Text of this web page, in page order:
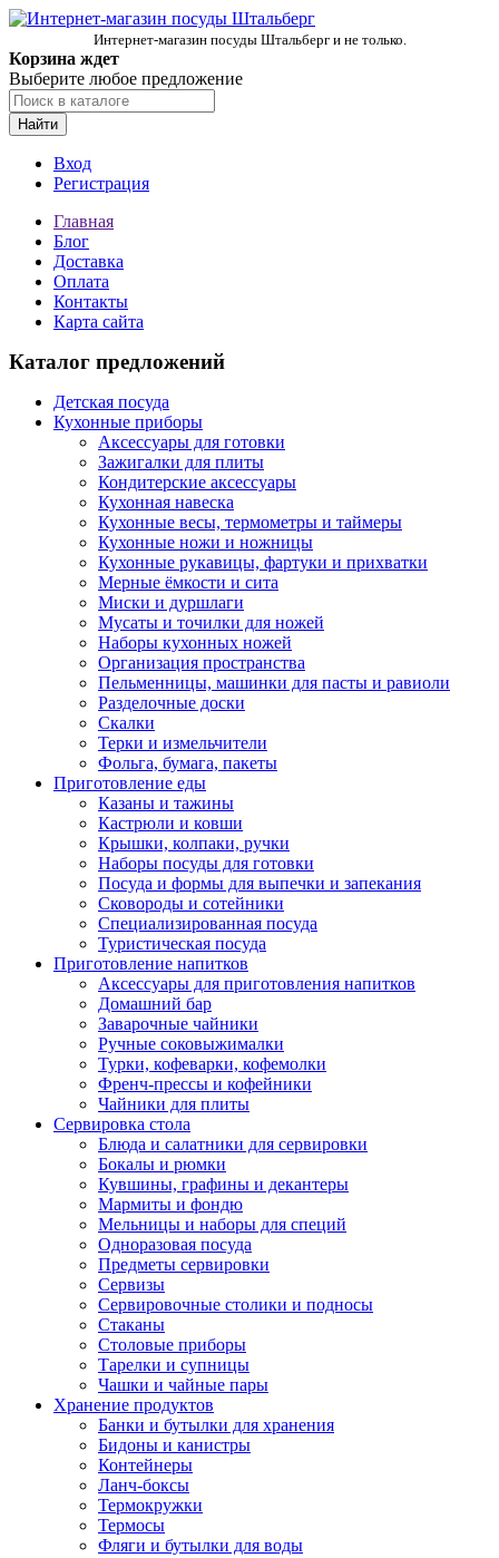
Интернет-магазин посуды Штальберг и не только.
Корзина ждет
Выберите любое предложение
Найти
Вход
Регистрация
Главная
Блог
Доставка
Оплата
Контакты
Карта сайта
Каталог предложений
Детская посуда
Кухонные приборы
Аксессуары для готовки
Зажигалки для плиты
Кондитерские аксессуары
Кухонная навеска
Кухонные весы, термометры и таймеры
Кухонные ножи и ножницы
Кухонные рукавицы, фартуки и прихватки
Мерные ёмкости и сита
Миски и дуршлаги
Мусаты и точилки для ножей
Наборы кухонных ножей
Организация пространства
Пельменницы, машинки для пасты и равиоли
Разделочные доски
Скалки
Терки и измельчители
Фольга, бумага, пакеты
Приготовление еды
Казаны и тажины
Кастрюли и ковши
Крышки, колпаки, ручки
Наборы посуды для готовки
Посуда и формы для выпечки и запекания
Сковороды и сотейники
Специализированная посуда
Туристическая посуда
Приготовление напитков
Аксессуары для приготовления напитков
Домашний бар
Заварочные чайники
Ручные соковыжималки
Турки, кофеварки, кофемолки
Френч-прессы и кофейники
Чайники для плиты
Сервировка стола
Блюда и салатники для сервировки
Бокалы и рюмки
Кувшины, графины и декантеры
Мармиты и фондю
Мельницы и наборы для специй
Одноразовая посуда
Предметы сервировки
Сервизы
Сервировочные столики и подносы
Стаканы
Столовые приборы
Тарелки и супницы
Чашки и чайные пары
Хранение продуктов
Банки и бутылки для хранения
Бидоны и канистры
Контейнеры
Ланч-боксы
Термокружки
Термосы
Фляги и бутылки для воды